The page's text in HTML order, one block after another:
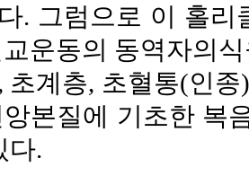
. 그럼으로 이 홀리
운동의 동역자의
초계층, 초혈통(인
본질에 기초한 복
다.